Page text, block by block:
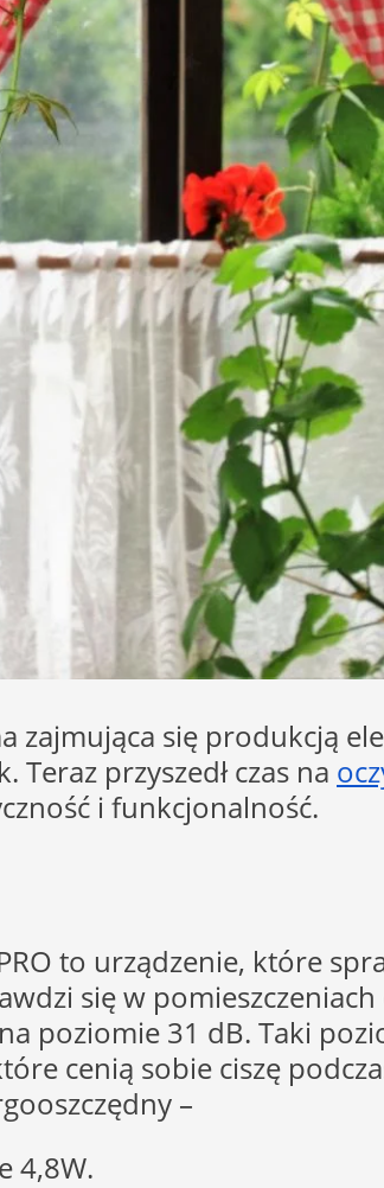
zajmująca się produkcją
przyszedł czas na
i funkcjonalność.
to urządzenie, które
się w
poziomie 31 dB. Taki
cenią sobie ciszę
–
4,8W.